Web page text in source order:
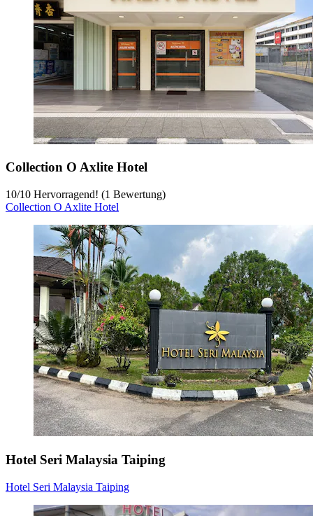
Collection O Axlite Hotel
10/10 Hervorragend! (1 Bewertung)
Collection O Axlite Hotel
Hotel Seri Malaysia Taiping
Hotel Seri Malaysia Taiping